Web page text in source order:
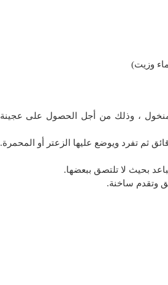
وزيت)
، وذلك من أجل الحصول على عجينة
بحيث لا تلتصق ببعضها.